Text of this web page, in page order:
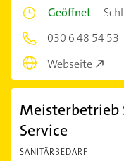
Geöffnet –
030 6 48 54 53
Webseite
Service
SANITÄRBEDARF